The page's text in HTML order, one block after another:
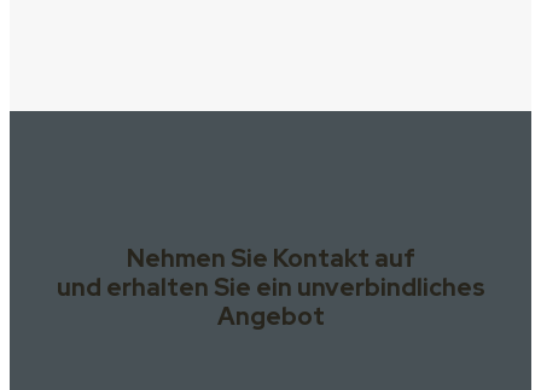
Nehmen Sie Kontakt auf
und erhalten Sie ein unverbindliches
Angebot